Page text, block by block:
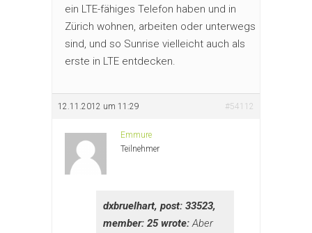
ein LTE-fähiges Telefon haben und in
Zürich wohnen, arbeiten oder unterwegs
sind, und so Sunrise vielleicht auch als
erste in LTE entdecken.
12.11.2012 um 11:29 #54112
Emmure
Teilnehmer
dxbruelhart, post: 33523,
member: 25 wrote:Aber